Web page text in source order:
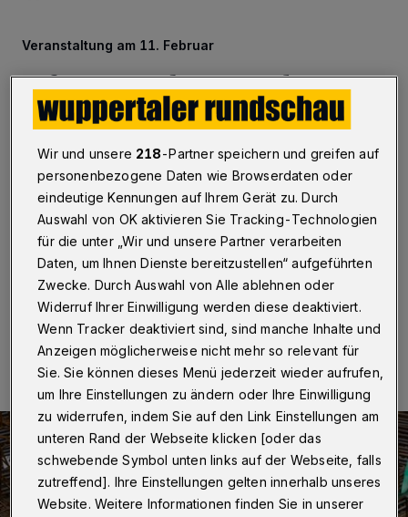
Veranstaltung am 11. Februar
Infos zum Bebauungsplan
Zillertaler Straße
Wuppertal·Für die Bauleitplanverfahren Zillertaler
Straße und die Änderung des Flächennutzungsplanes
führt die Stadt Wuppertal eine frühzeitige Beteiligung
der Öffentlichkeit durch. Die Veranstaltung findet am
11. Februar 2026 um 18 Uhr in der ehemaligen
Gewerbehalle an der Zillertaler Straße 40a statt.
22.01.2026 , 09:30 Uhr Eine Minute Lesezeit
Wir und unsere 218-Partner speichern und greifen auf
personenbezogene Daten wie Browserdaten oder
eindeutige Kennungen auf Ihrem Gerät zu. Durch
Auswahl von OK aktivieren Sie Tracking-Technologien
für die unter „Wir und unsere Partner verarbeiten
Daten, um Ihnen Dienste bereitzustellen“ aufgeführten
Zwecke. Durch Auswahl von Alle ablehnen oder
Widerruf Ihrer Einwilligung werden diese deaktiviert.
Wenn Tracker deaktiviert sind, sind manche Inhalte und
Anzeigen möglicherweise nicht mehr so relevant für
Sie. Sie können dieses Menü jederzeit wieder aufrufen,
um Ihre Einstellungen zu ändern oder Ihre Einwilligung
zu widerrufen, indem Sie auf den Link Einstellungen am
unteren Rand der Webseite klicken [oder das
schwebende Symbol unten links auf der Webseite, falls
zutreffend]. Ihre Einstellungen gelten innerhalb unseres
Website. Weitere Informationen finden Sie in unserer